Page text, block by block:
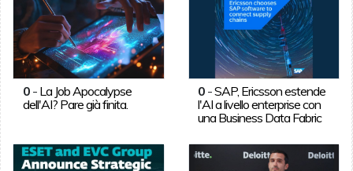
0- La Job Apocalypse
dell'AI? Pare già finita.
0 -SAP, Ericsson estende
l'AI a livello enterprise con
una Business Data Fabric